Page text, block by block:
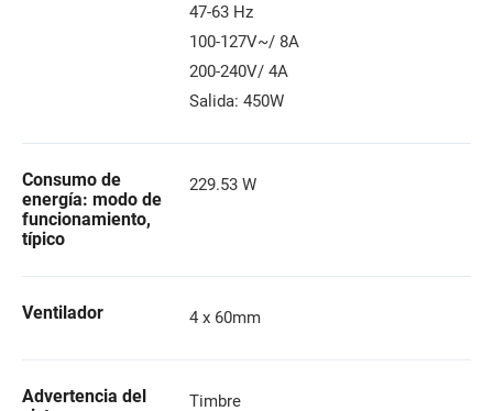
47-63 Hz
100-127V~/ 8A
200-240V/ 4A
Salida: 450W
Consumo de
energía: modo de
funcionamiento,
típico
229.53 W
Ventilador 4 x 60mm
Advertencia del
Timbre